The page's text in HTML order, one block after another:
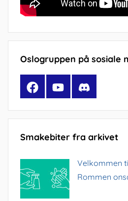
Oslogruppen på sosiale
FacebookYouTubeDiscord
Smakebiter fra arkivet
Velkommen
Rommen